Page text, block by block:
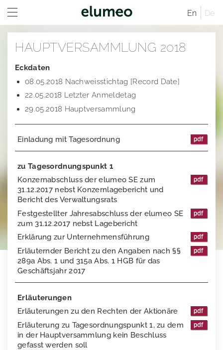
En De
Vertriebskanäle
Unternehmensstruktur
Geschäftsordnung
Geschäftsführende Direktoren
Nachhaltigkeit
Karriere
Juwelo
Amayani
Investor Relations
Unternehmen
Vertriebskanäle
Verwaltungsrat
Geschäftsordnung
Vergütungsbericht
Satzung der elumeo SE
Vergangene Entsprechenserklärungen
Mitteilungen
Corporate News
Ad-Hoc-Publikationen
Stimmrechtsmitteilungen
Directors Dealings
Aktien- und Handelsdaten
Research
Finanzkalender
Publikationen
Präsentationen & Webcasts
Erläuterungen zu Alternativen Leistungskennzahlen
2025
2024
2023
HAUPTVERSAMMLUNG 2018
Eckdaten
08.05.2018 Nachweisstichtag [Record Date]
22.05.2018 Letzter Anmeldetag
29.05.2018 Hauptversammlung
Einladung mit Tagesordnung
zu Tagesordnungspunkt 1
Konzernabschluss der elumeo SE zum
31.12.2017 nebst Konzernlagebericht und
Bericht des Verwaltungsrats
Festgestellter Jahresabschluss der elumeo SE
zum 31.12.2017 nebst Lagebericht
Erklärung zur Unternehmensführung
Erläuternder Bericht zu den Angaben nach §§
289a Abs. 1 und 315a Abs. 1 HGB für das
Geschäftsjahr 2017
Erläuterungen
Erläuterungen zu den Rechten der Aktionäre
Erläuterung zu Tagesordnungspunkt 1, zu dem
in der Hauptversammlung kein Beschluss
gefasst werden soll